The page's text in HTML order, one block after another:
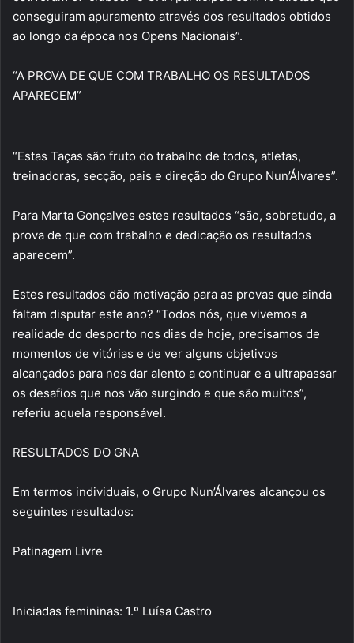
conseguiram apuramento através dos resultados obtidos
ao longo da época nos Opens Nacionais”.
“A PROVA DE QUE COM TRABALHO OS RESULTADOS
APARECEM”
“Estas Taças são fruto do trabalho de todos, atletas,
treinadoras, secção, pais e direção do Grupo Nun’Álvares”.
Para Marta Gonçalves estes resultados “são, sobretudo, a
prova de que com trabalho e dedicação os resultados
aparecem”.
Estes resultados dão motivação para as provas que ainda
faltam disputar este ano? “Todos nós, que vivemos a
realidade do desporto nos dias de hoje, precisamos de
momentos de vitórias e de ver alguns objetivos
alcançados para nos dar alento a continuar e a ultrapassar
os desafios que nos vão surgindo e que são muitos”,
referiu aquela responsável.
RESULTADOS DO GNA
Em termos individuais, o Grupo Nun’Álvares alcançou os
seguintes resultados:
Patinagem Livre
Iniciadas femininas: 1.º Luísa Castro